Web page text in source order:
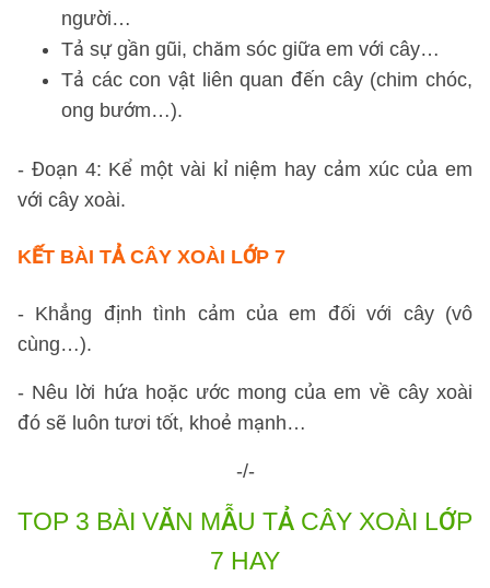
người…
Tả sự gần gũi, chăm sóc giữa em với cây…
Tả các con vật liên quan đến cây (chim chóc,
ong bướm…).
- Đoạn 4: Kể một vài kỉ niệm hay cảm xúc của em
với cây xoài.
KẾT BÀI TẢ CÂY XOÀI LỚP 7
- Khẳng định tình cảm của em đối với cây (vô
cùng…).
- Nêu lời hứa hoặc ước mong của em về cây xoài
đó sẽ luôn tươi tốt, khoẻ mạnh…
-/-
TOP 3 BÀI VĂN MẪU TẢ CÂY XOÀI LỚP
7 HAY